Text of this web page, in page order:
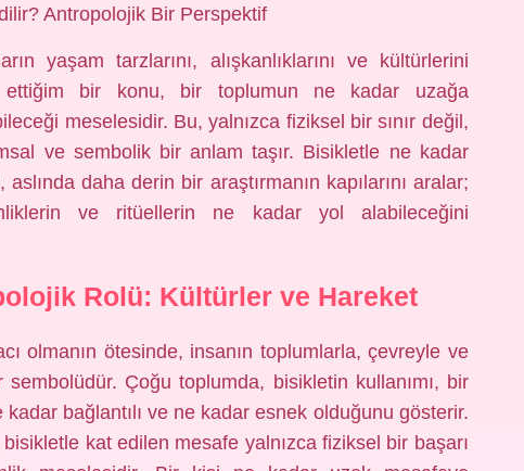
Antropolojik Bir Perspektif
yaşam tarzlarını, alışkanlıklarını ve kültürlerini
ettiğim bir konu, bir toplumun ne kadar uzağa
meselesidir. Bu, yalnızca fiziksel bir sınır değil,
ve sembolik bir anlam taşır. Bisikletle ne kadar
daha derin bir araştırmanın kapılarını aralar;
ve ritüellerin ne kadar yol alabileceğini
Rolü: Kültürler ve Hareket
olmanın ötesinde, insanın toplumlarla, çevreyle ve
Çoğu toplumda, bisikletin kullanımı, bir
bağlantılı ve ne kadar esnek olduğunu gösterir.
bisikletle kat edilen mesafe yalnızca fiziksel bir başarı